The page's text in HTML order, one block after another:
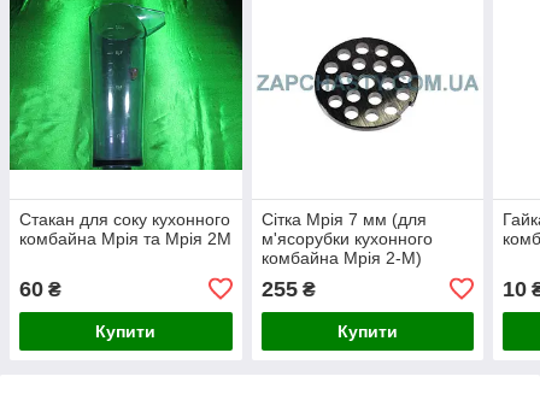
Стакан для соку кухонного
комбайна Мрія та Мрія 2М
60 ₴
Купити
Сітка Мрія 7 мм (для
м'ясорубки кухонного
комбайна Мрія 2-М)
255₴
Купити
10